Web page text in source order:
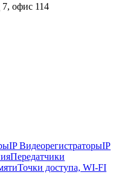
офис 114
IP ВидеорегистраторыIP
Передатчики
Точки доступа, WI-FI